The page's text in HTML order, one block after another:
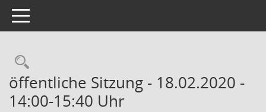
Toggle navigation
Rechercheauswahl
öffentliche Sitzung - 18.02.2020 -
14:00-15:40 Uhr